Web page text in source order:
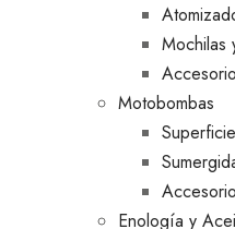
Mochilas
Motobombas
Superficie
Enología y